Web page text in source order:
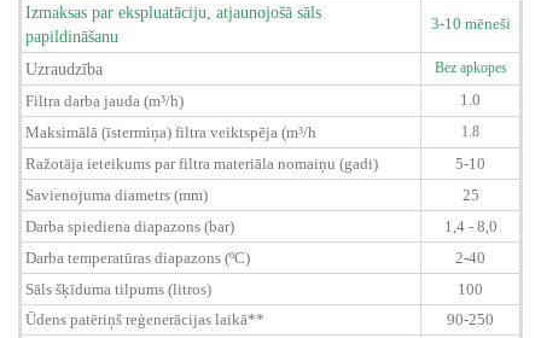
Izmaksas par ekspluatāciju, atjaunojošā sāls
papildināšanu
3-10 mēneši
Uzraudzība Bez apkopes
Filtra darba jauda (m³/h)
1.0
Maksimālā (īstermiņa) filtra veiktspēja (m³/h
1.8
Ražotāja ieteikums par filtra materiāla nomaiņu (gadi)
5-10
Savienojuma diametrs (mm)
25
Darba spiediena diapazons (bar)
1,4 - 8,0
Darba temperatūras diapazons (ºC)
2-40
Sāls šķīduma tilpums (litros)
100
Ūdens patēriņš reģenerācijas laikā**
90-250